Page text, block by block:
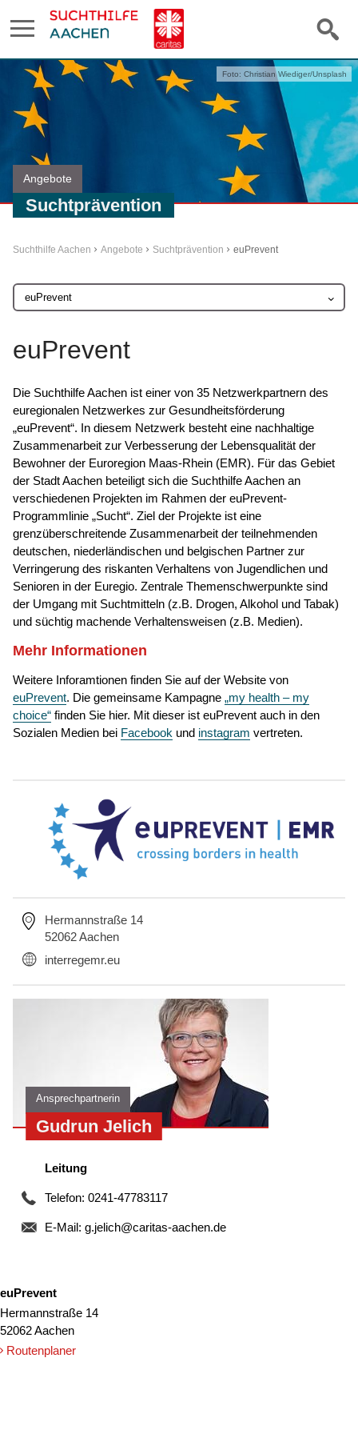
Angebote
Suchtprävention
Foto: Christian Wiediger/Unsplash
Suchthilfe Aachen Angebote Suchtprävention euPrevent
euPrevent
Die Suchthilfe Aachen ist einer von 35 Netzwerkpartnern des
euregionalen Netzwerkes zur Gesundheitsförderung
„euPrevent“. In diesem Netzwerk besteht eine nachhaltige
Zusammenarbeit zur Verbesserung der Lebensqualität der
Bewohner der Euroregion Maas-Rhein (EMR). Für das Gebiet
der Stadt Aachen beteiligt sich die Suchthilfe Aachen an
verschiedenen Projekten im Rahmen der euPrevent-
Programmlinie „Sucht“. Ziel der Projekte ist eine
grenzüberschreitende Zusammenarbeit der teilnehmenden
deutschen, niederländischen und belgischen Partner zur
Verringerung des riskanten Verhaltens von Jugendlichen und
Senioren in der Euregio. Zentrale Themenschwerpunkte sind
der Umgang mit Suchtmitteln (z.B. Drogen, Alkohol und Tabak)
und süchtig machende Verhaltensweisen (z.B. Medien).
Mehr Informationen
Weitere Inforamtionen finden Sie auf der Website von
euPrevent. Die gemeinsame Kampagne „my health – my
choice“ finden Sie hier. Mit dieser ist euPrevent auch in den
Sozialen Medien bei Facebook und instagram vertreten.
Hermannstraße 14
52062 Aachen
interregemr.eu
Ansprechpartnerin
Gudrun Jelich
Leitung
Telefon: 0241-47783117
E-Mail: g.jelich@caritas-aachen.de
euPrevent
Hermannstraße 14
52062 Aachen
Routenplaner